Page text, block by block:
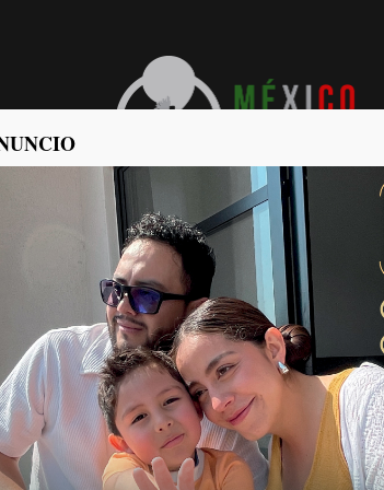
POLÍTICA POLICIACA
Municipal tras perder
irregularidades en